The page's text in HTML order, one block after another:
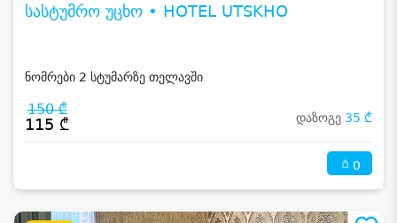
სასტუმრო უცხო • HOTEL UTSKHO
ნომრები 2 სტუმარზე თელავში
150 ₾
115 ₾ დაზოგე 35 ₾
0